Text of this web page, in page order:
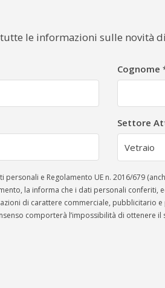
le informazioni sulle novità
Cognome
Settore
2016/679 (anche definito GDPR). Ai sensi della vigente normativa
la informa che i dati personali
carattere commerciale, pubblicitario e
comporterà l’impossibilità di ottenere il